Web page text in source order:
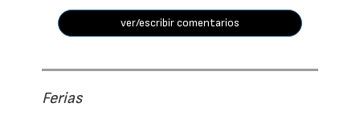
ver/escribir comentarios
Ferias